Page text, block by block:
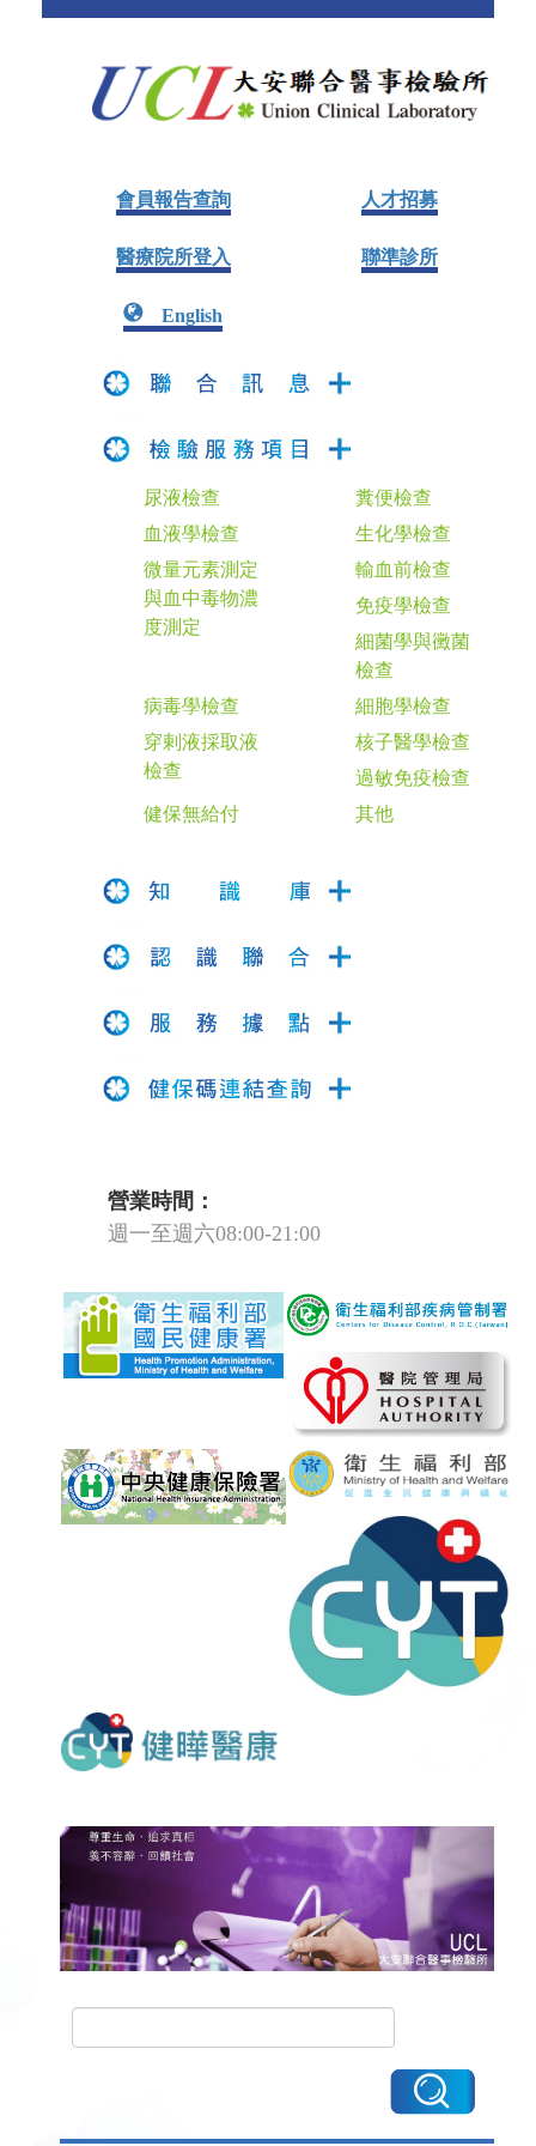
會員報告查詢 人才招募
醫療院所登入 聯準診所
English
尿液檢查
糞便檢查
血液學檢查
生化學檢查
微量元素測定
與血中毒物濃
度測定
輸血前檢查
免疫學檢查
細菌學與黴菌
檢查
病毒學檢查
細胞學檢查
穿剌液採取液
檢查
核子醫學檢查
過敏免疫檢查
健保無給付
其他
營業時間：
週一至週六08:00-21:00